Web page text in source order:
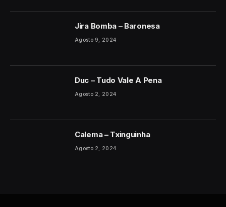
Jira Bomba – Baronesa
Agosto 9, 2024
Duc – Tudo Vale A Pena
Agosto 2, 2024
Calema – Txinguinha
Agosto 2, 2024